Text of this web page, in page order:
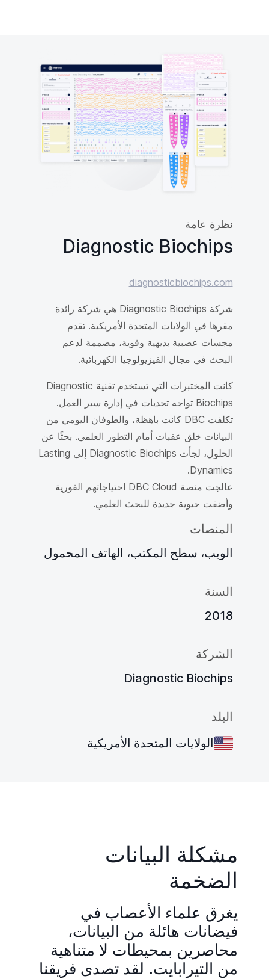
نظرة عامة
Diagnostic Biochips
diagnosticbiochips.com
شركة Diagnostic Biochips هي شركة رائدة
مقرها في الولايات المتحدة الأمريكية. تقدم
مجسات عصبية بديهية وقوية، مصممة لدعم
البحث في مجال الفيزيولوجيا الكهربائية.
كانت المختبرات التي تستخدم تقنية Diagnostic
Biochips تواجه تحديات في إدارة سير العمل.
تكلفت DBC كانت باهظة، والطوفان اليومي من
البيانات خلق عقبات أمام التطور العلمي. بحثًا عن
الحلول، لجأت Diagnostic Biochips إلى Lasting
Dynamics.
عالجت منصة DBC Cloud احتياجاتهم الفورية
وأضفت حيوية جديدة للبحث العلمي.
المنصات
الويب، سطح المكتب، الهاتف المحمول
السنة
2018
الشركة
Diagnostic Biochips
البلد
الولايات المتحدة الأمريكية
مشكلة البيانات
الضخمة
يغرق علماء الأعصاب في
فيضانات هائلة من البيانات،
محاصرين بمحيطات لا متناهية
من التيرابايت. لقد تصدى فريقنا